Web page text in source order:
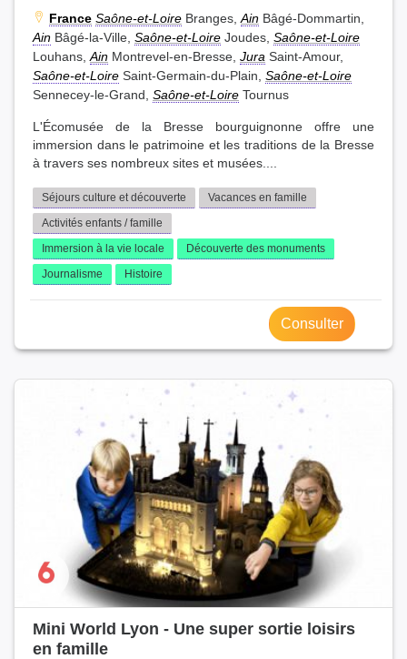
France Saône-et-Loire Branges, Ain Bâgé-Dommartin,
Ain Bâgé-la-Ville, Saône-et-Loire Joudes, Saône-et-Loire
Louhans, Ain Montrevel-en-Bresse, Jura Saint-Amour,
Saône-et-Loire Saint-Germain-du-Plain, Saône-et-Loire
Sennecey-le-Grand, Saône-et-Loire Tournus
L'Écomusée de la Bresse bourguignonne offre une
immersion dans le patrimoine et les traditions de la Bresse
à travers ses nombreux sites et musées....
Séjours culture et découverte
Vacances en famille
Activités enfants / famille
Immersion à la vie locale
Découverte des monuments
Journalisme
Histoire
Consulter
Mini World Lyon - Une super sortie loisirs
en famille